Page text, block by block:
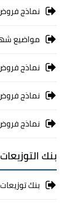
نماذج
مواضيع شهادة
نماذج
نماذج
نماذج
بنك
بنك